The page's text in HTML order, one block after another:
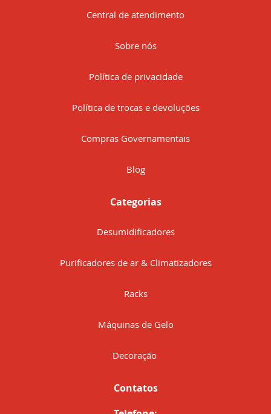
Central de atendimento
Sobre nós
Política de privacidade
Política de trocas e devoluções
Compras Governamentais
Blog
Categorias
Desumidificadores
Purificadores de ar & Climatizadores
Racks
Máquinas de Gelo
Decoração
Contatos